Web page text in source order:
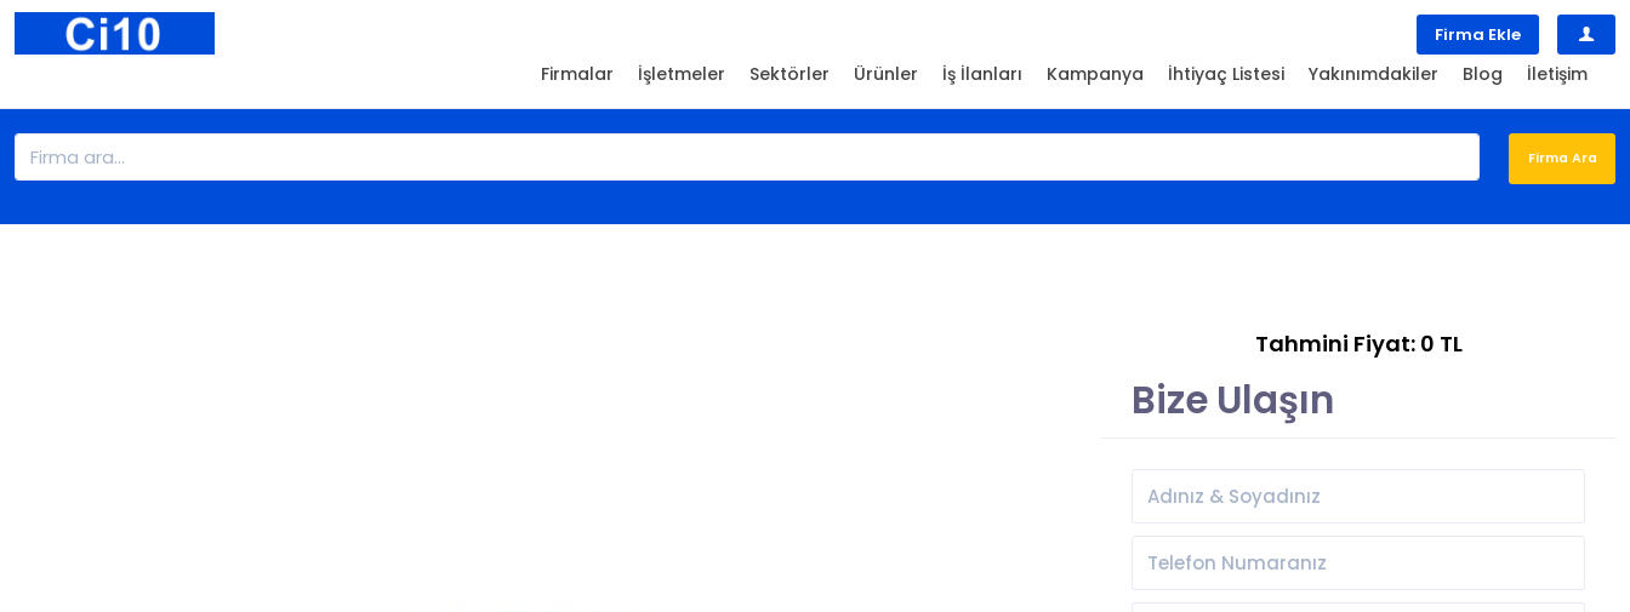
Firma Ekle
Firmalar İşletmeler Sektörler Ürünler İş İlanları Kampanya İhtiyaç Listesi Yakınımdakiler Blog İletişim
Tahmini Fiyat: 0 TL
Bize Ulaşın